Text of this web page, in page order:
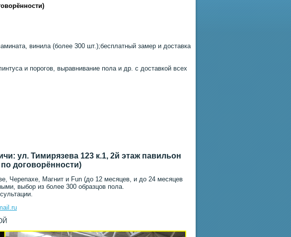
винила (более 300 шт.);бесплатный замер и доставка
и порогов, выравнивание пола и др. с доставкой всех
ул. Тимирязева 123 к.1, 2й этаж павильон
договорённости)
Черепахе, Магнит и Fun (до 12 месяцев, и до 24 месяцев
выбор из более 300 образцов пола.